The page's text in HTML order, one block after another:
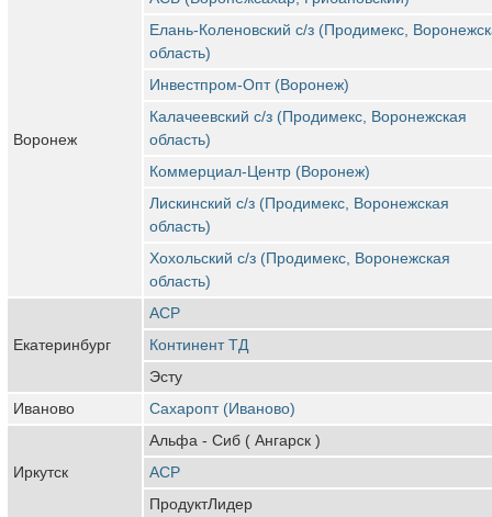
Воронеж
Елань-Коленовский с/з (Продимекс,
область)
Инвестпром-Опт (Воронеж)
Калачеевский с/з (Продимекс, Воронежская
область)
Коммерциал-Центр (Воронеж)
Лискинский с/з (Продимекс, Воронежская
область)
Хохольский с/з (Продимекс, Воронежская
область)
Екатеринбург
АСР
Континент ТД
Эсту
Иваново
Сахаропт (Иваново)
Иркутск
Альфа - Сиб ( Ангарск )
АСР
ПродуктЛидер